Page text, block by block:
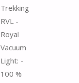
Trekking
RVL -
Royal
Vacuum
Light: -
100 %